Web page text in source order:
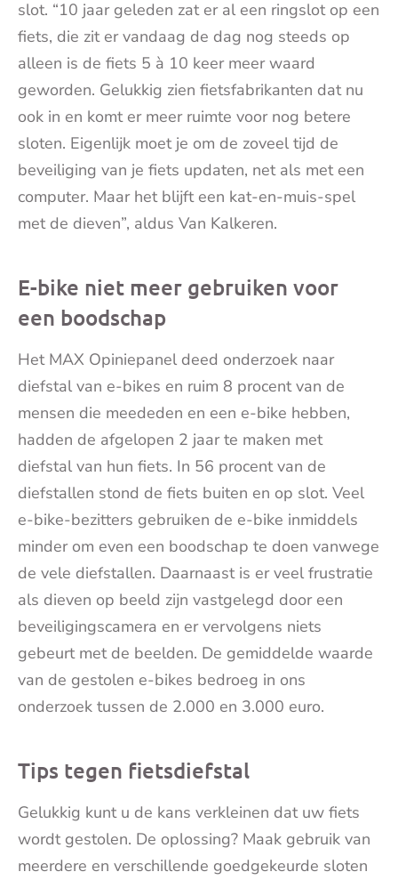
slot. “10 jaar geleden zat er al een ringslot op een
fiets, die zit er vandaag de dag nog steeds op
alleen is de fiets 5 à 10 keer meer waard
geworden. Gelukkig zien fietsfabrikanten dat nu
ook in en komt er meer ruimte voor nog betere
sloten. Eigenlijk moet je om de zoveel tijd de
beveiliging van je fiets updaten, net als met een
computer. Maar het blijft een kat-en-muis-spel
met de dieven”, aldus Van Kalkeren.
E-bike niet meer gebruiken voor
een boodschap
Het MAX Opiniepanel deed onderzoek naar
diefstal van e-bikes en ruim 8 procent van de
mensen die meededen en een e-bike hebben,
hadden de afgelopen 2 jaar te maken met
diefstal van hun fiets. In 56 procent van de
diefstallen stond de fiets buiten en op slot. Veel
e-bike-bezitters gebruiken de e-bike inmiddels
minder om even een boodschap te doen vanwege
de vele diefstallen. Daarnaast is er veel frustratie
als dieven op beeld zijn vastgelegd door een
beveiligingscamera en er vervolgens niets
gebeurt met de beelden. De gemiddelde waarde
van de gestolen e-bikes bedroeg in ons
onderzoek tussen de 2.000 en 3.000 euro.
Tips tegen fietsdiefstal
Gelukkig kunt u de kans verkleinen dat uw fiets
wordt gestolen. De oplossing? Maak gebruik van
meerdere en verschillende goedgekeurde sloten